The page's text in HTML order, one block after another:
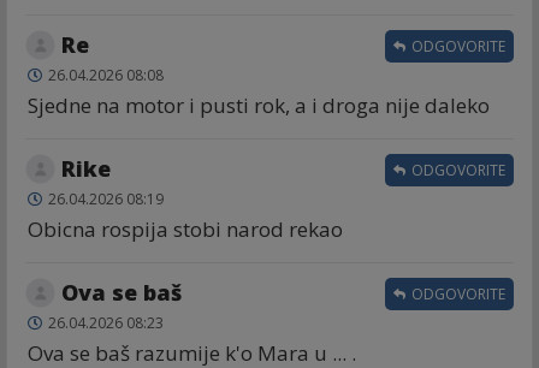
Re
26.04.2026 08:08
Sjedne na motor i pusti rok, a i droga nije daleko
ODGOVORITE
Rike
26.04.2026 08:19
Obicna rospija stobi narod rekao
ODGOVORITE
Ova se baš
26.04.2026 08:23
Ova se baš razumije k'o Mara u ... .
ODGOVORITE